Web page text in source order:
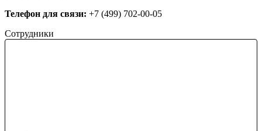
Телефон для связи: +7 (499) 702-00-05
Сотрудники